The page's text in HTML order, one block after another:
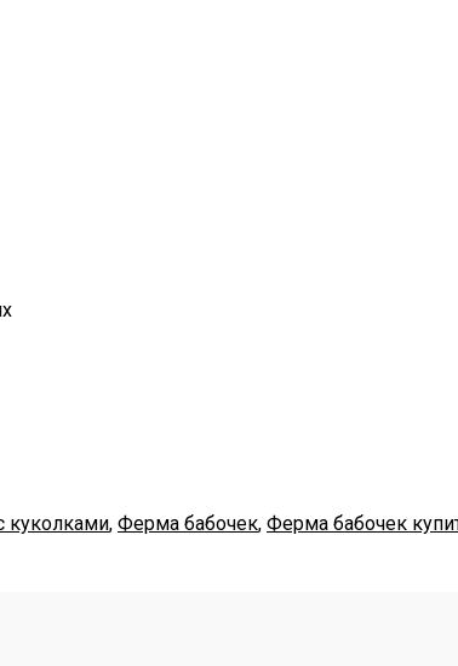
куколками, Ферма бабочек, Ферма бабочек